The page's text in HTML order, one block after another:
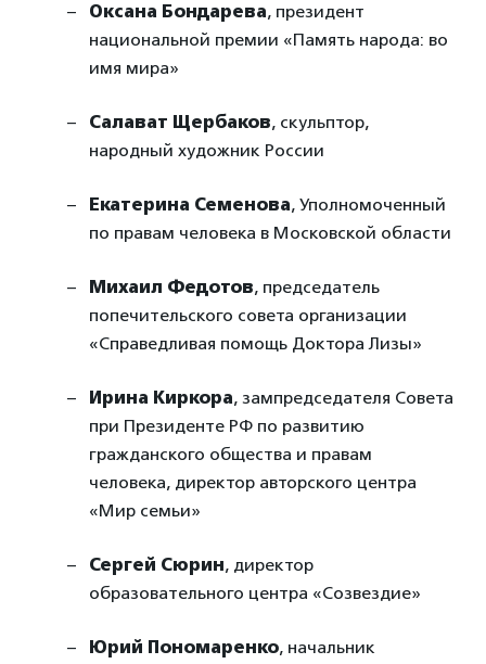
Оксана Бондарева, президент
национальной премии «Память народа: во
имя мира»
Салават Щербаков, скульптор,
народный художник России
Екатерина Семенова, Уполномоченный
по правам человека в Московской области
Михаил Федотов, председатель
попечительского совета организации
«Справедливая помощь Доктора Лизы»
Ирина Киркора, зампредседателя Совета
при Президенте РФ по развитию
гражданского общества и правам
человека, директор авторского центра
«Мир семьи»
Сергей Сюрин, директор
образовательного центра «Созвездие»
Юрий Пономаренко, начальник